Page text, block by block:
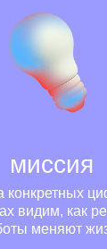
миссия
конкретных
видим, как
меняют